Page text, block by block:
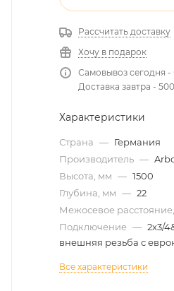
Рассчитать доставку
Хочу в подарок
Самовывоз сегодня -
Доставка завтра -
Характеристики
Страна — Германия
Производитель —
Высота, мм — 1500
Глубина, мм — 22
Межосевое
Подключение — 2x3/
внешняя резьба с
Все характеристики